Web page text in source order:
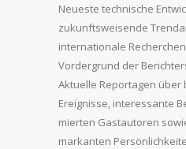
Neueste technische
zukunftsweisende
internationale
Vordergrund der
Aktuelle Reportagen
Ereignisse, interessante
mierten Gastautoren
markanten